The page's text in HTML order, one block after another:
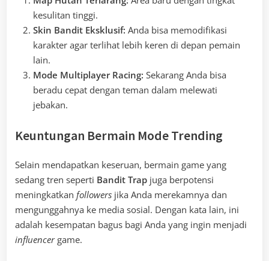
kesulitan tinggi.
Skin Bandit Eksklusif: Anda bisa memodifikasi
karakter agar terlihat lebih keren di depan pemain
lain.
Mode Multiplayer Racing: Sekarang Anda bisa
beradu cepat dengan teman dalam melewati
jebakan.
Keuntungan Bermain Mode Trending
Selain mendapatkan keseruan, bermain game yang
sedang tren seperti Bandit Trap juga berpotensi
meningkatkan followers jika Anda merekamnya dan
mengunggahnya ke media sosial. Dengan kata lain, ini
adalah kesempatan bagus bagi Anda yang ingin menjadi
influencergame.